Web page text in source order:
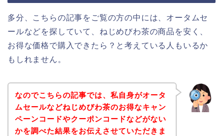
多分、こちらの記事をご覧の方の中には、オータムセ
ールなどを探していて、ねじめびわ茶の商品を安く、
お得な価格で購入できたら？と考えている人もいるか
もしれません。
なのでこちらの記事では、私自身がオータ
ムセールなどねじめびわ茶のお得なキャン
ペーンコードやクーポンコードなどがない
かを調べた結果をお伝えさせていただきま